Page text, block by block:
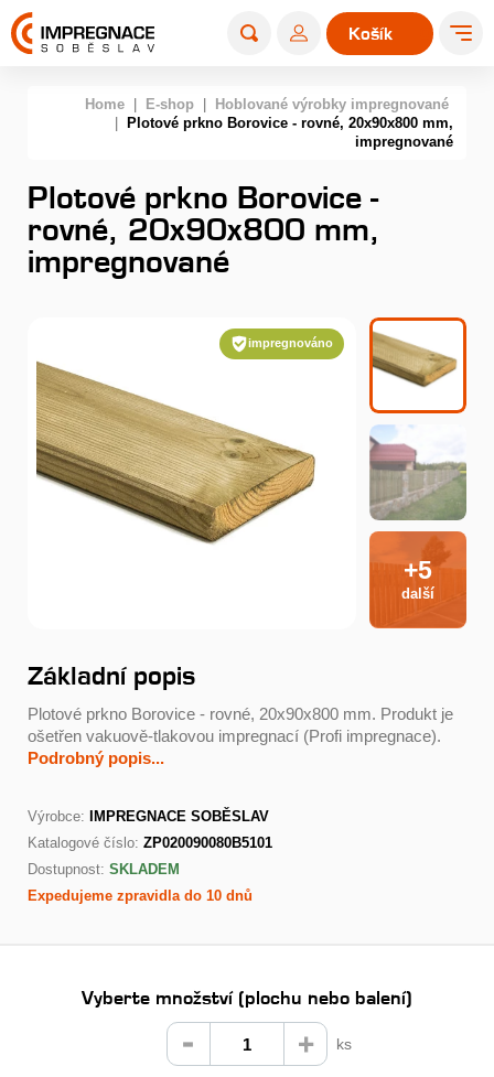
0
Košík
Home E-shop
Hoblované výrobky impregnované
Plotové prkno Borovice - rovné, 20x90x800 mm,
impregnované
Plotové prkno Borovice -
rovné, 20x90x800 mm,
impregnované
impregnováno
+5
další
Základní popis
Plotové prkno Borovice - rovné, 20x90x800 mm. Produkt je
ošetřen vakuově-tlakovou impregnací (Profi impregnace).
Podrobný popis...
Výrobce:
IMPREGNACE SOBĚSLAV
Katalogové číslo: ZP020090080B5101
Dostupnost: SKLADEM
Expedujeme zpravidla do 10 dnů
Vyberte množství (plochu nebo balení)
ks